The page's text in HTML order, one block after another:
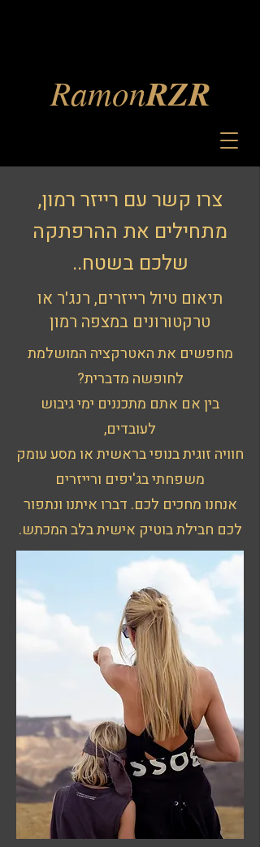
RamonRZR
צרו קשר עם רייזר רמון,
מתחילים את ההרפתקה
שלכם בשטח..
תיאום טיול רייזרים, רנג'ר או
טרקטורונים במצפה רמון
מחפשים את האטרקציה המושלמת
לחופשה מדברית?
בין אם אתם מתכננים ימי גיבוש
לעובדים,
חוויה זוגית בנופי בראשית או מסע עומק
משפחתי בג'יפים ורייזרים
אנחנו מחכים לכם. דברו איתנו ונתפור
לכם חבילת בוטיק אישית בלב המכתש.